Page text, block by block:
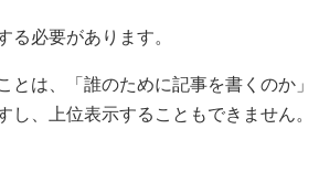
必要があります。
とは、「誰のために記事を書くのか」
、上位表示することもできません。